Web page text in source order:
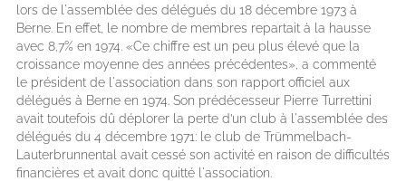
lors de l'assemblée des délégués du 18 décembre 1973 à
Berne. En effet, le nombre de membres repartait à la hausse
avec 8,7% en 1974. «Ce chiffre est un peu plus élevé que la
croissance moyenne des années précédentes», a commenté
le président de l'association dans son rapport officiel aux
délégués à Berne en 1974. Son prédécesseur Pierre Turrettini
avait toutefois dû déplorer la perte d’un club à l'assemblée des
délégués du 4 décembre 1971: le club de Trümmelbach-
Lauterbrunnental avait cessé son activité en raison de difficultés
financières et avait donc quitté l'association.